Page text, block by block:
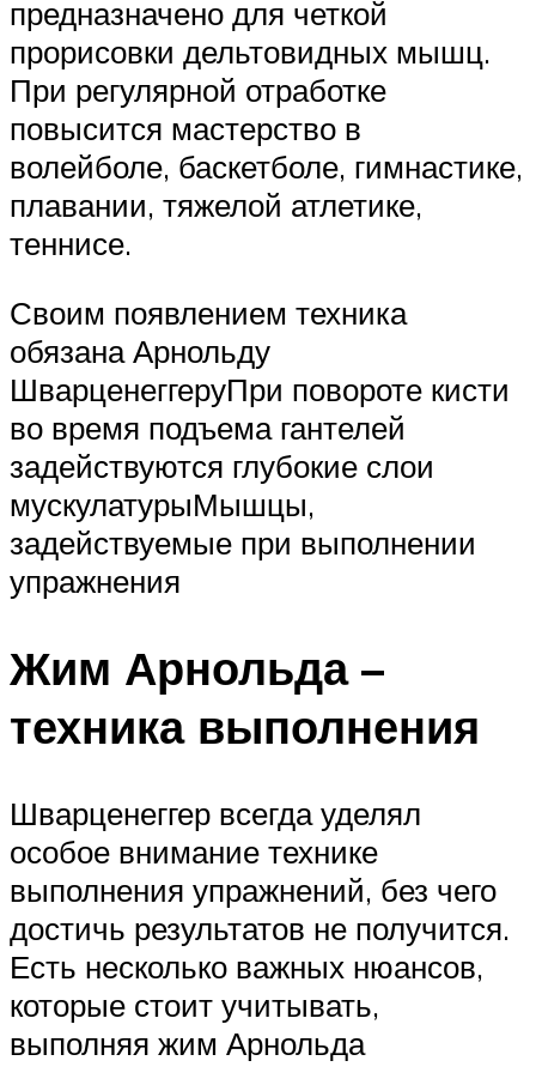
предназначено для четкой
прорисовки дельтовидных мышц.
При регулярной отработке
повысится мастерство в
волейболе, баскетболе, гимнастике,
плавании, тяжелой атлетике,
теннисе.
Своим появлением техника
обязана Арнольду
ШварценеггеруПри повороте кисти
во время подъема гантелей
задействуются глубокие слои
мускулатурыМышцы,
задействуемые при выполнении
упражнения
Жим Арнольда –
техника выполнения
Шварценеггер всегда уделял
особое внимание технике
выполнения упражнений, без чего
достичь результатов не получится.
Есть несколько важных нюансов,
которые стоит учитывать,
выполняя жим Арнольда